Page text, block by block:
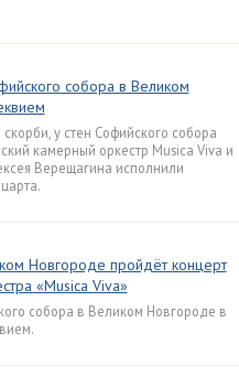
собора в Великом
у стен Софийского собора
камерный оркестр Musica Viva и
Верещагина исполнили
Новгороде пройдёт концерт
«Musica Viva»
собора в Великом Новгороде в